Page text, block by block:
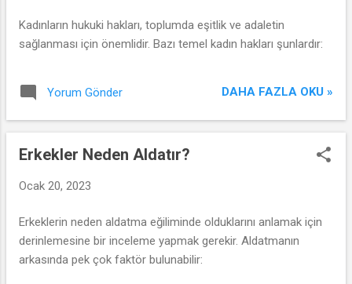
Kadınların hukuki hakları, toplumda eşitlik ve adaletin
sağlanması için önemlidir. Bazı temel kadın hakları şunlardır:
Yorum Gönder DAHA FAZLA OKU »
Erkekler Neden Aldatır?
Ocak 20, 2023
Erkeklerin neden aldatma eğiliminde olduklarını anlamak için
derinlemesine bir inceleme yapmak gerekir. Aldatmanın
arkasında pek çok faktör bulunabilir: